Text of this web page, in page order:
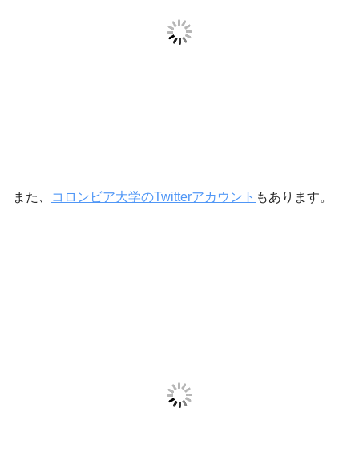
また、 コロンビア大学のTwitterアカウント もあります。